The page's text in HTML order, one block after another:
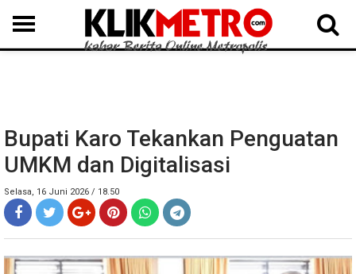
MEDAN LANGKAT DAIRI SAMOSIR TAPUT BATUBARA DELISERDANG
Bupati Karo Tekankan Penguatan
UMKM dan Digitalisasi
Selasa, 16 Juni 2026 / 18.50